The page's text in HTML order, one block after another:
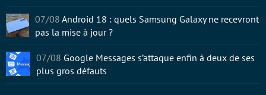
07/08 Android 18 : quels Samsung Galaxy ne recevront
pas la mise à jour ?
07/08 Google Messages s’attaque enfin à deux de ses
plus gros défauts